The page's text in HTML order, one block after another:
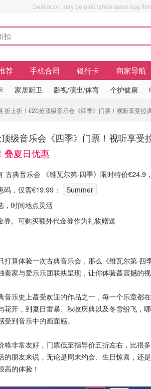
Dealmoon may be paid when users buy
荐 手机合同 银行卡 商家导航
家居厨卫 影视/演出/体育 个护健康
折上折！€20抢顶级音乐会《四季》门票！视听享受拉
级音乐会《四季》门票！视听享受
叠夏日优惠
古典音乐会 《维瓦尔第·四季》限时特价€24.9
，仅需€19.99：
Summer
，时间地点灵活
券。可购买额外代金券作为礼物赠送
打算体验一次古典音乐会，那么《维瓦尔第·四
奏家与爱乐乐团联袂呈现，让你体验蕞震撼的视
音乐史上蕞受欢迎的作品之一，每一个乐章都
花开，到夏日雷暴、秋收庆典以及冬雪纷飞，
到音乐中的画面感。
格非常友好，门票低至指导价五折左右，比很
的朋友来说，无论是周末约会、生日惊喜，还
高的体验！